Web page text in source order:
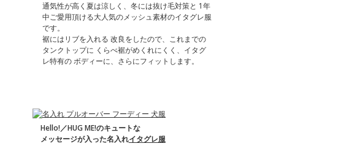
通気性が高く夏は涼しく、冬には抜け毛対策と 1年
中ご愛用頂ける大人気のメッシュ素材のイタグレ服
です。
裾にはリブを入れる 改良をしたので、これまでの
タンクトップに くらべ裾がめくれにくく、イタグ
レ特有の ボディーに、さらにフィットします。
Hello!／HUG ME!のキュートな
メッセージが入った名入れイタグレ服